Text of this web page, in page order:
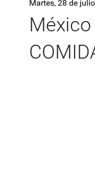
Martes, 28 de